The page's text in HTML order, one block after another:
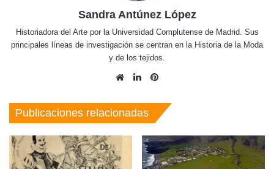
Sandra Antúnez López
Historiadora del Arte por la Universidad Complutense de Madrid. Sus
principales líneas de investigación se centran en la Historia de la Moda
y de los tejidos.
Sitio
LinkedIn
Publicaciones relacionadas